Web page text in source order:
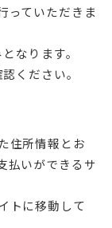
っていただきま
なります。
ください。
住所情報とお
払いができるサ
トに移動して